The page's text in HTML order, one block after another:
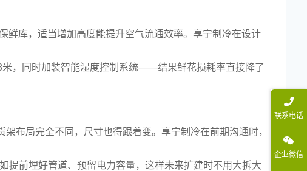
库，适当增加高度能提升空气流通效率。享宁制冷在设计
，同时加装智能湿度控制系统——结果鲜花损耗率直接降了
布局完全不同，尺寸也得跟着变。享宁制冷在前期沟通时，
提前埋好管道、预留电力容量，这样未来扩建时不用大拆大
联系电话
企业微信